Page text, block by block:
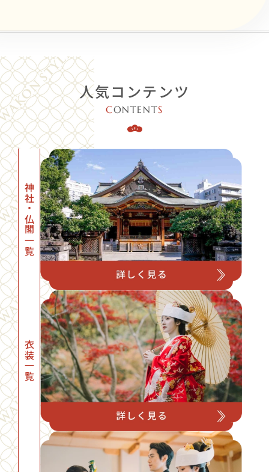
人気コンテンツ
CONTENTS
神社・仏閣一覧
衣装一覧